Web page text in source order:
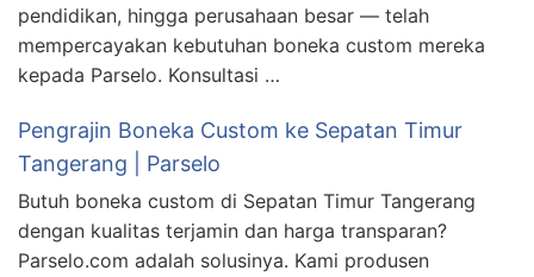
pendidikan, hingga perusahaan besar — telah
mempercayakan kebutuhan boneka custom mereka
kepada Parselo. Konsultasi …
Pengrajin Boneka Custom ke Sepatan Timur
Tangerang | Parselo
Butuh boneka custom di Sepatan Timur Tangerang
dengan kualitas terjamin dan harga transparan?
Parselo.com adalah solusinya. Kami produsen